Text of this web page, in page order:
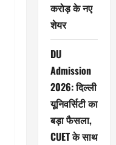
करोड़ के नए
शेयर
DU
Admission
2026: दिल्ली
यूनिवर्सिटी का
बड़ा फैसला,
CUET के साथ